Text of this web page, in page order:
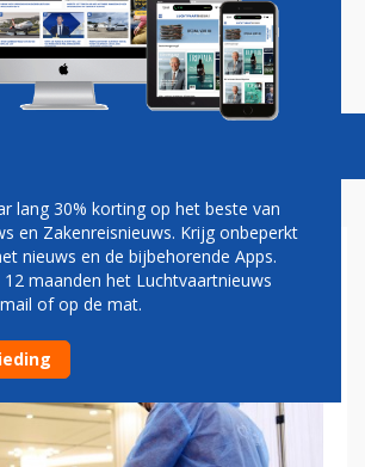
Podcasts Vacatures
VLIEGEND
MET VOORRANG
lang 30% korting op het beste van
en Zakenreisnieuws. Krijg onbeperkt
nieuws en de bijbehorende Apps.
maanden het Luchtvaartnieuws
of op de mat.